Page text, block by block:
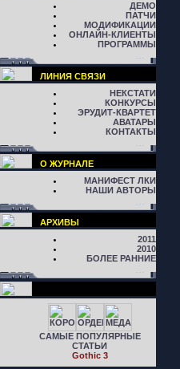
ДЕМО
ПАТЧИ
МОДИФИКАЦИИ
ОНЛАЙН-КЛИЕНТЫ
ПРОГРАММЫ
ЛИНИЯ СВЯЗИ
НЕКСТАТИ
КОНКУРСЫ
ЭРУДИТ-КВАРТЕТ
АВАТАРЫ
КОНТАКТЫ
О ЖУРНАЛЕ
МАНИФЕСТ ЛКИ
НАШИ АВТОРЫ
АРХИВЫ
2011
2010
БОЛЕЕ РАННИЕ
САМЫЕ ПОПУЛЯРНЫЕ
СТАТЬИ
Gothic 3